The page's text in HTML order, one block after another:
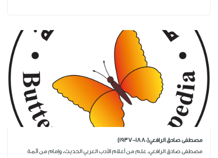
مصطفى صادق الرافعي(1880-1937)
مصطفى صادق الرافعي، علم من أعلام الأدب العربي الحديث، وإمام من أئمة